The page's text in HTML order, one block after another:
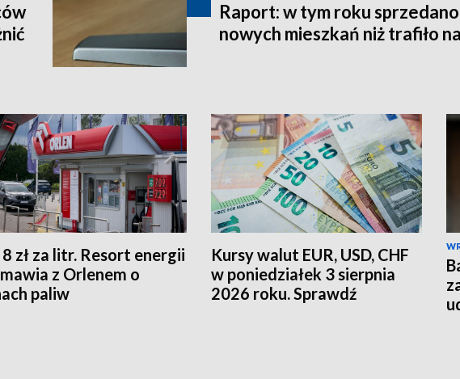
Raport: w tym roku
nowych mieszkań niż trafiło
8 zł za litr. Resort energii
z Orlenem o
paliw
Kursy walut EUR, USD, CHF
w poniedziałek 3 sierpnia
2026 roku. Sprawdź